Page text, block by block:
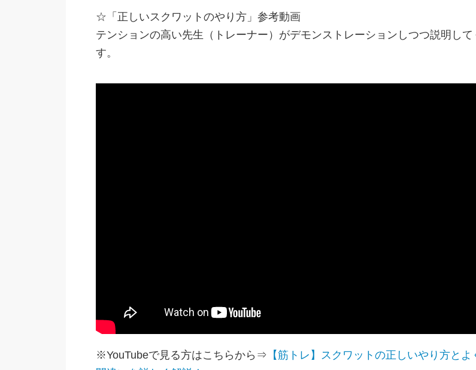
☆「正しいスクワットのやり方」参考動画
テンションの高い先生（トレーナー）がデモンストレーションしつつ説明して
す。
※YouTubeで見る方はこちらから⇒ 【筋トレ】スクワットの正しいやり方とよ